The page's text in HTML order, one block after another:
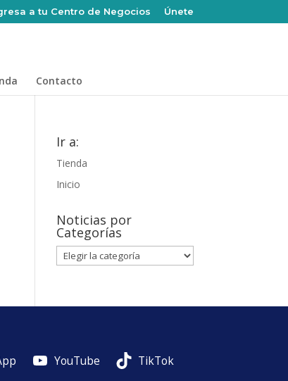
a tu Centro de Negocios Únete
Contacto
Ir a:
Tienda
Inicio
Noticias por
Categorías
Noticias
por
YouTube TikTok